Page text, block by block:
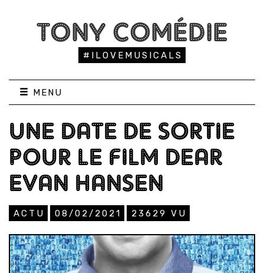
TONY COMÉDIE
#ILOVEMUSICALS
MENU
UNE DATE DE SORTIE
POUR LE FILM DEAR
EVAN HANSEN
ACTU 08/02/2021 23629 VU